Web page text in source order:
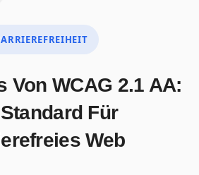
Von WCAG 2.1 AA:
Für
Web